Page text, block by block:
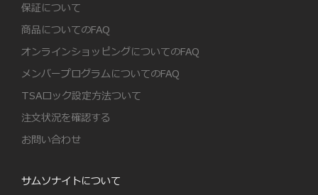
保証について
商品についてのFAQ
オンラインショッピングについてのFAQ
メンバープログラムについてのFAQ
TSAロック設定方法ついて
注文状況を確認する
お問い合わせ
サムソナイトについて